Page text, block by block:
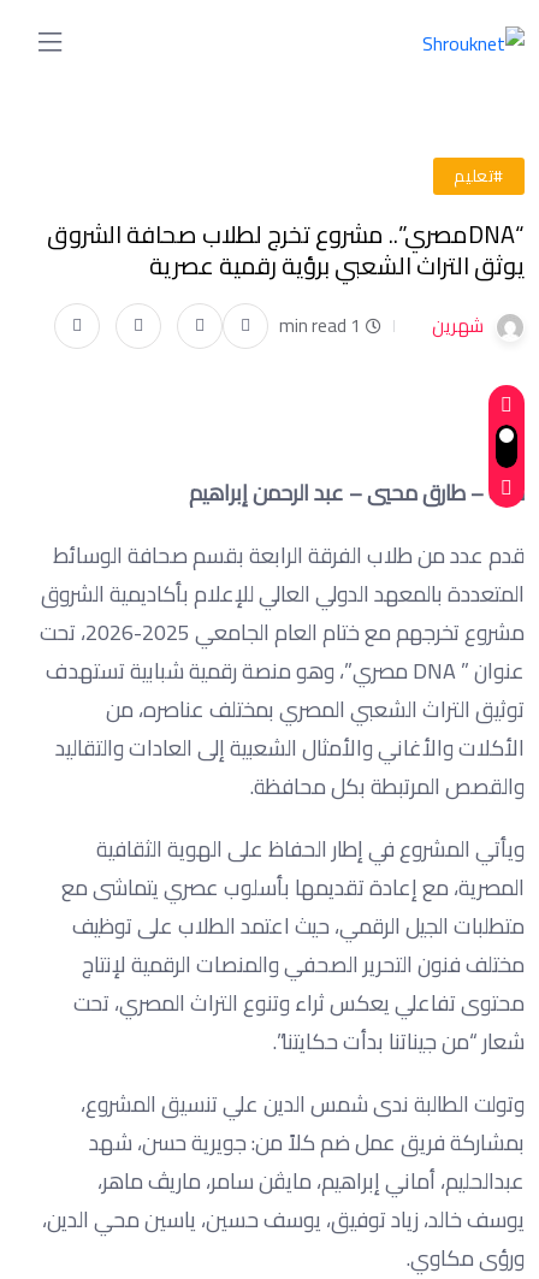
#تعليم
“DNAمصري”.. مشروع تخرج لطلاب صحافة الشروق
يوثق التراث الشعبي برؤية رقمية عصرية
شهرين 1 min read
كتب – طارق محيي – عبد الرحمن إبراهيم
قدم عدد من طلاب الفرقة الرابعة بقسم صحافة الوسائط
المتعددة بالمعهد الدولي العالي للإعلام بأكاديمية الشروق
مشروع تخرجهم مع ختام العام الجامعي 2025-2026، تحت
عنوان ” DNA مصري”، وهو منصة رقمية شبابية تستهدف
توثيق التراث الشعبي المصري بمختلف عناصره، من
الأكلات والأغاني والأمثال الشعبية إلى العادات والتقاليد
والقصص المرتبطة بكل محافظة.
ويأتي المشروع في إطار الحفاظ على الهوية الثقافية
المصرية، مع إعادة تقديمها بأسلوب عصري يتماشى مع
متطلبات الجيل الرقمي، حيث اعتمد الطلاب على توظيف
مختلف فنون التحرير الصحفي والمنصات الرقمية لإنتاج
محتوى تفاعلي يعكس ثراء وتنوع التراث المصري، تحت
شعار “من جيناتنا بدأت حكايتنا”.
وتولت الطالبة ندى شمس الدين علي تنسيق المشروع،
بمشاركة فريق عمل ضم كلاً من: جويرية حسن، شهد
عبدالحليم، أماني إبراهيم، مايڤن سامر، ماريڤ ماهر،
يوسف خالد، زياد توفيق، يوسف حسين، ياسين محي الدين،
ورؤى مكاوي.